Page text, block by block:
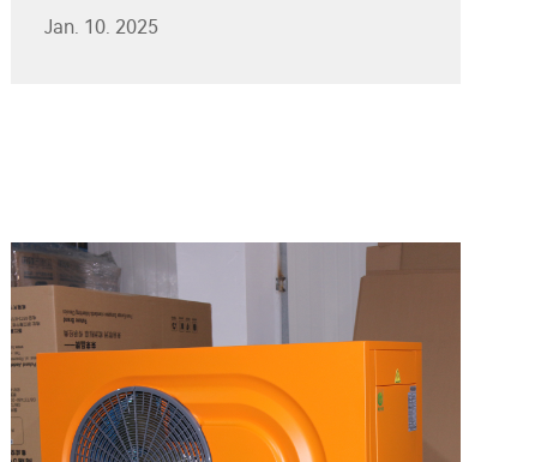
wird für den Außenkörper eingesetzt, um
Jan. 10. 2025